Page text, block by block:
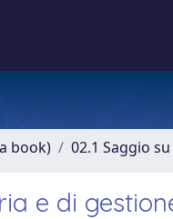
book) 02.1 Saggio
e di